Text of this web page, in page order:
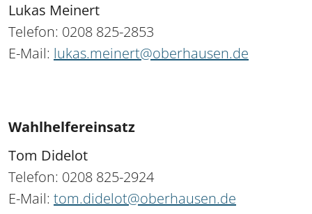
Lukas Meinert
Telefon: 0208 825-2853
E-Mail: lukas.meinert@oberhausen.de
Wahlhelfereinsatz
Tom Didelot
Telefon: 0208 825-2924
E-Mail: tom.didelot@oberhausen.de